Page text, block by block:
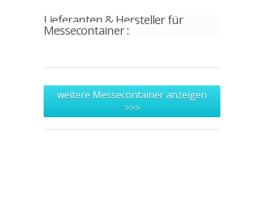
Lieferanten & Hersteller für
Messecontainer :
weitere Messecontainer anzeigen
>>>